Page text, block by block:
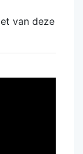
van deze